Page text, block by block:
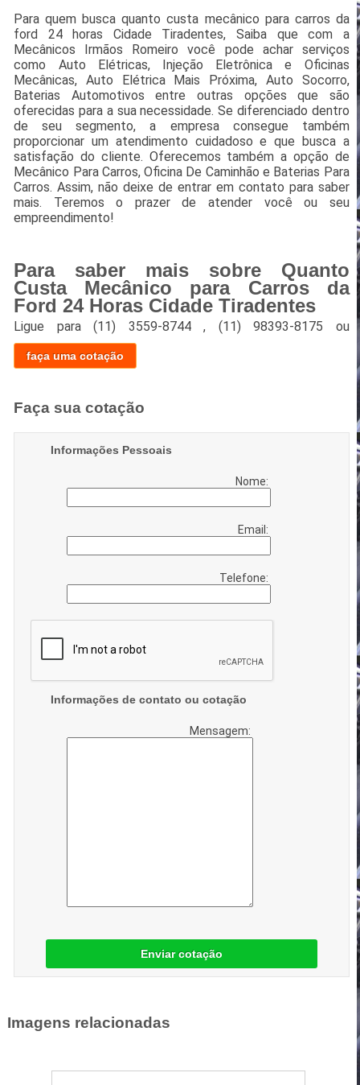
Para quem busca quanto custa mecânico para carros da
ford 24 horas Cidade Tiradentes, Saiba que com a
Mecânicos Irmãos Romeiro você pode achar serviços
como Auto Elétricas, Injeção Eletrônica e Oficinas
Mecânicas, Auto Elétrica Mais Próxima, Auto Socorro,
Baterias Automotivos entre outras opções que são
oferecidas para a sua necessidade. Se diferenciado dentro
de seu segmento, a empresa consegue também
proporcionar um atendimento cuidadoso e que busca a
satisfação do cliente. Oferecemos também a opção de
Mecânico Para Carros, Oficina De Caminhão e Baterias Para
Carros. Assim, não deixe de entrar em contato para saber
mais. Teremos o prazer de atender você ou seu
empreendimento!
Para saber mais sobre Quanto
Custa Mecânico para Carros da
Ford 24 Horas Cidade Tiradentes
Ligue para(11) 3559-8744 , (11) 98393-8175 ou
faça uma cotação
Faça sua cotação
Informações Pessoais
Nome:
Email:
Telefone:
Informações de contato ou cotação
Mensagem:
Enviar cotação
Imagens relacionadas